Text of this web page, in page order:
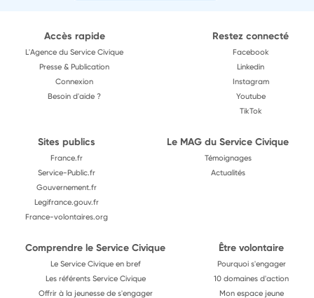
Accès rapide
L'Agence du Service Civique
Presse & Publication
Connexion
Besoin d'aide ?
Restez connecté
Facebook
Linkedin
Instagram
Youtube
TikTok
Sites publics
France.fr
Service-Public.fr
Gouvernement.fr
Legifrance.gouv.fr
France-volontaires.org
Le MAG du Service Civique
Témoignages
Actualités
Comprendre le Service Civique
Le Service Civique en bref
Les référents Service Civique
Offrir à la jeunesse de s'engager
Être volontaire
Pourquoi s'engager
10 domaines d'action
Mon espace jeune